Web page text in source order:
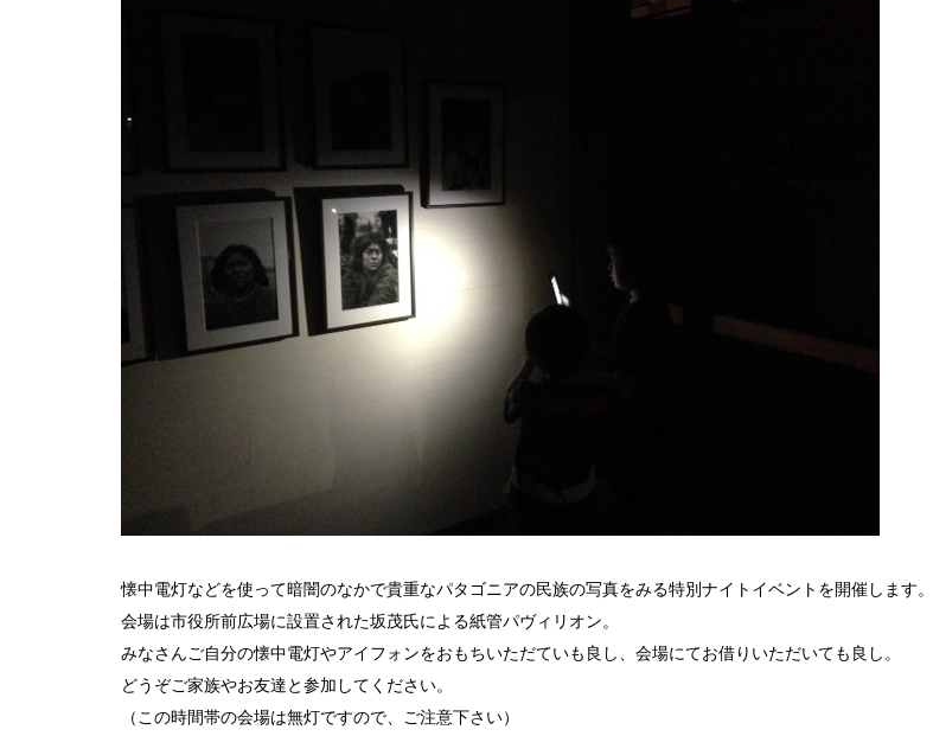
懐中電灯などを使って暗闇のなかで貴重なパタゴニアの民族の写真をみる特別ナイトイベントを開催します。
会場は市役所前広場に設置された坂茂氏による紙管パヴィリオン。
みなさんご自分の懐中電灯やアイフォンをおもちいただていも良し、会場にてお借りいただいても良し。
どうぞご家族やお友達と参加してください。
（この時間帯の会場は無灯ですので、ご注意下さい）